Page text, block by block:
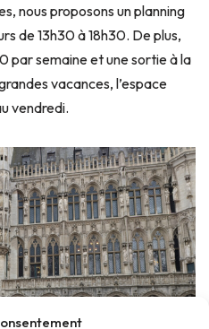
nous proposons un planning
de 13h30 à 18h30. De plus,
par semaine et une sortie à la
vacances, l’espace
vendredi.